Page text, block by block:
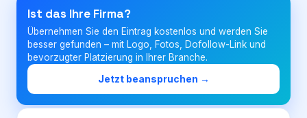
Firma eintragen
Ist das Ihre Firma?
Übernehmen Sie den Eintrag kostenlos und werden Sie
besser gefunden – mit Logo, Fotos, Dofollow-Link und
bevorzugter Platzierung in Ihrer Branche.
Jetzt beanspruchen →